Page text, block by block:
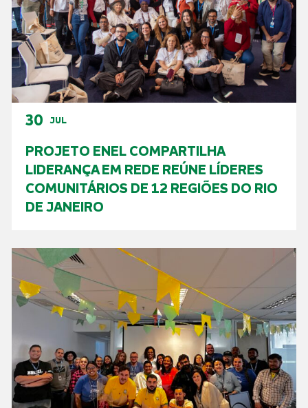
30 JUL
PROJETO ENEL COMPARTILHA
LIDERANÇA EM REDE REÚNE LÍDERES
COMUNITÁRIOS DE 12 REGIÕES DO RIO
DE JANEIRO